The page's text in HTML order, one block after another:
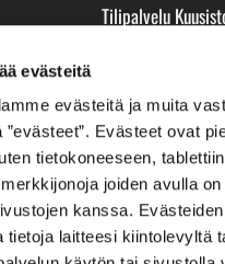
evästeitä
evästeitä ja muita
Evästeet ovat
tietokoneeseen,
joiden avulla
kanssa.
tietoja laitteesi kiintolevyltä
Tilipalvelu